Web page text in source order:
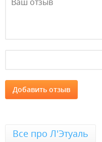
Все про Л'Этуаль